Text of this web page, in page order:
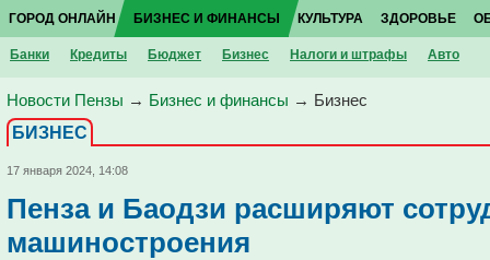
ГОРОД ОНЛАЙН БИЗНЕС И ФИНАНСЫ
Банки Кредиты Бюджет Бизнес Налоги и штрафы Авто
КУЛЬТУРА ЗДОРОВЬЕ
Новости Пензы → Бизнес и финансы → Бизнес
БИЗНЕС
17 января 2024, 14:08
Пенза и Баодзи расширяют
машиностроения